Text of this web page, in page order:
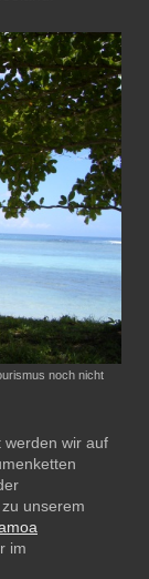
noch nicht
werden wir auf
unserem
im